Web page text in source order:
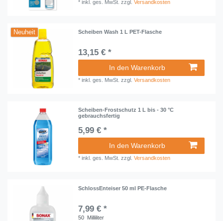
*inkl. ges. MwSt. zzgl.Versandkosten
Neuheit Scheiben Wash 1 L PET-Flasche
13,15 € *
In den Warenkorb
*inkl. ges. MwSt. zzgl.Versandkosten
Scheiben-Frostschutz 1 L bis - 30 °C
gebrauchsfertig
5,99 € *
In den Warenkorb
*inkl. ges. MwSt. zzgl.Versandkosten
SchlossEnteiser 50 ml PE-Flasche
7,99 € *
50 Milliliter